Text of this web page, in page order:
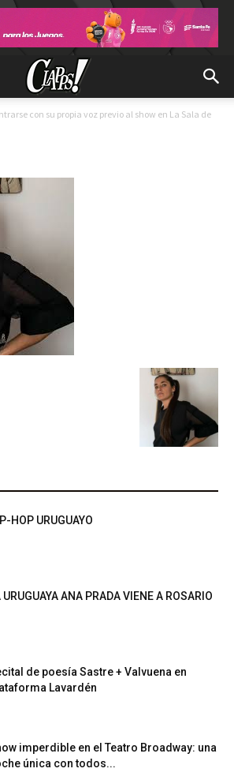
con su propia voz previo al show en La Sala de
HOP URUGUAYO
URUGUAYA ANA PRADA VIENE A ROSARIO
de poesía Sastre + Valvuena en
Lavardén
imperdible en el Teatro Broadway: una
única con todos...